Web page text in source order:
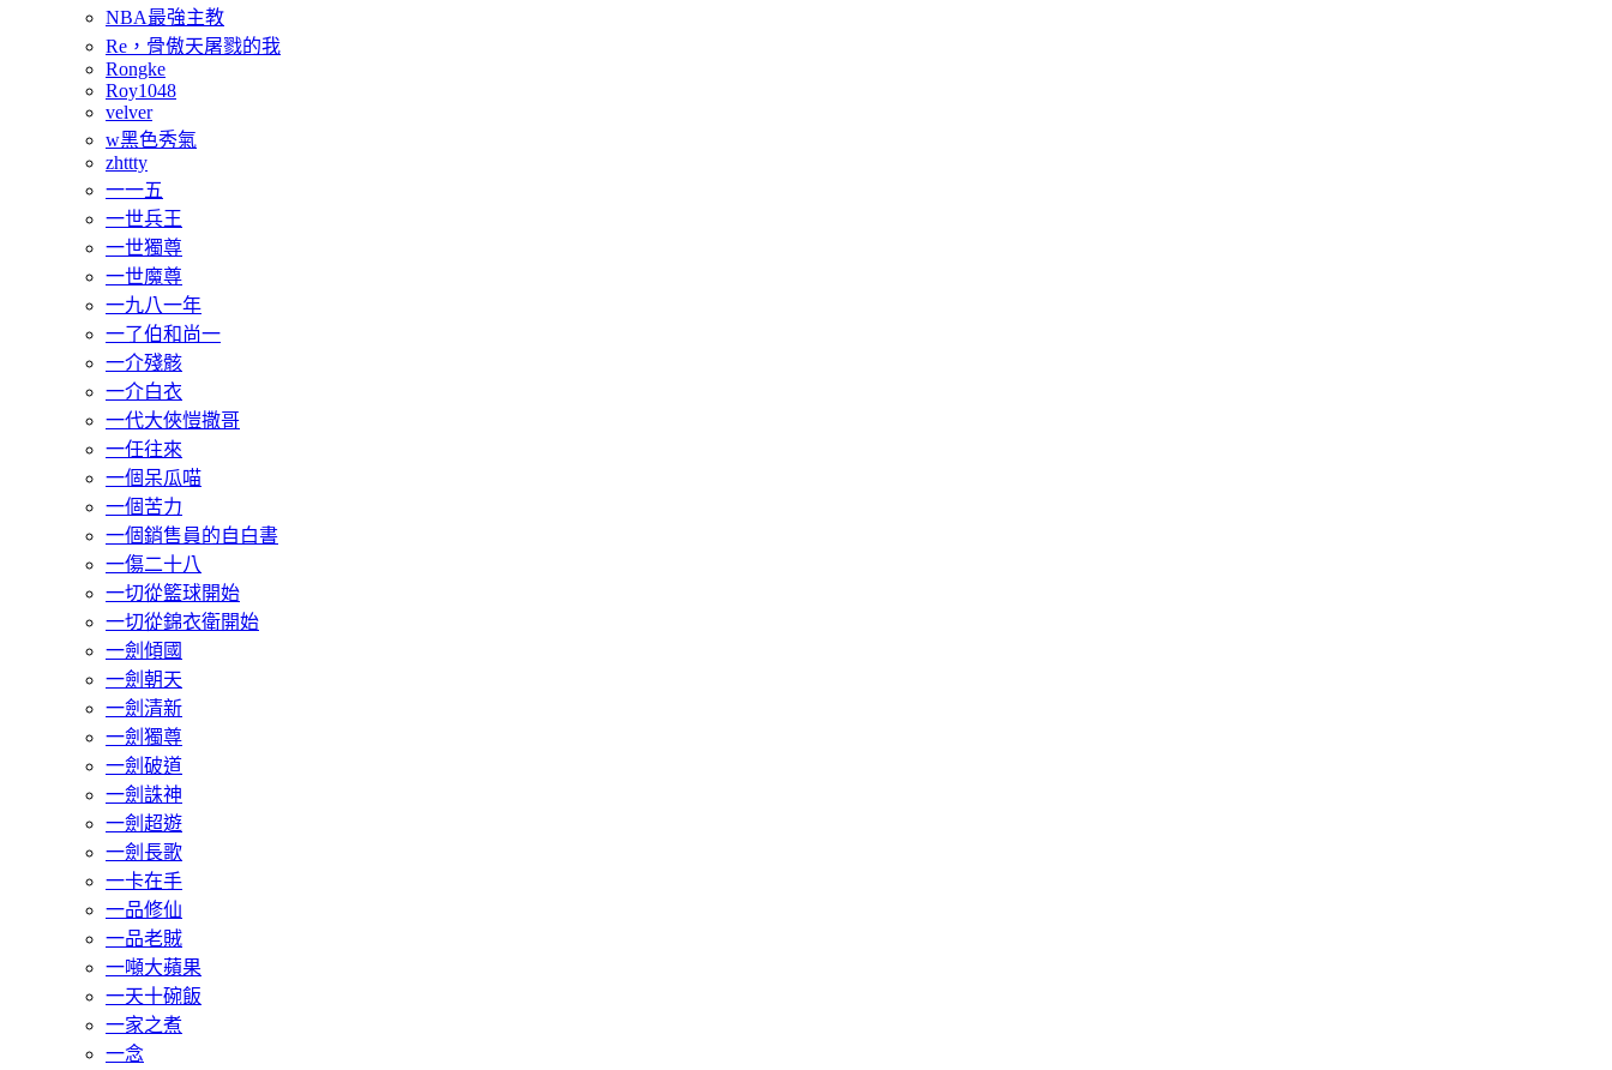
NBA最強主教
Re，骨傲天屠戮的我
Rongke
Roy1048
velver
w黑色秀氣
zhttty
一一五
一世兵王
一世獨尊
一世魔尊
一九八一年
一了伯和尚一
一介殘骸
一介白衣
一代大俠愷撒哥
一任往來
一個呆瓜喵
一個苦力
一個銷售員的自白書
一傷二十八
一切從籃球開始
一切從錦衣衛開始
一劍傾國
一劍朝天
一劍清新
一劍獨尊
一劍破道
一劍誅神
一劍超遊
一劍長歌
一卡在手
一品修仙
一品老賊
一噸大蘋果
一天十碗飯
一家之煮
一念